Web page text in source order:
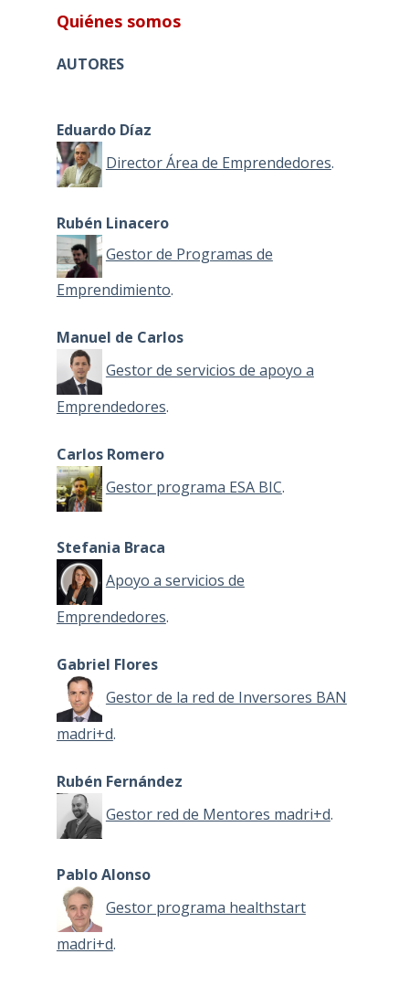
Quiénes somos
AUTORES
Eduardo Díaz
Director Área de Emprendedores.
Rubén Linacero
Gestor de Programas de
Emprendimiento.
Manuel de Carlos
Gestor de servicios de apoyo a
Emprendedores.
Carlos Romero
Gestor programa ESA BIC.
Stefania Braca
Apoyo a servicios de
Emprendedores.
Gabriel Flores
Gestor de la red de Inversores BAN
madri+d.
Rubén Fernández
Gestor red de Mentores madri+d.
Pablo Alonso
Gestor programa healthstart
madri+d.